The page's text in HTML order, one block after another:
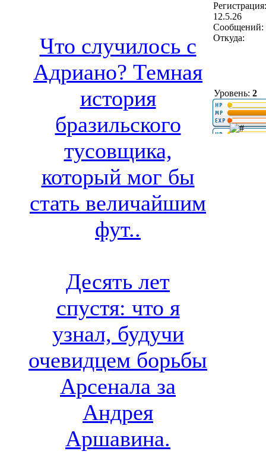
Что случилось с
Адриано? Темная
история
бразильского
тусовщика,
который мог бы
стать величайшим
фут..
Десять лет
спустя: что я
узнал, будучи
очевидцем борьбы
Арсенала за
Андрея
Аршавина.
Регистрация:
12.5.26
Сообщений:
Откуда:
Уровень: 2